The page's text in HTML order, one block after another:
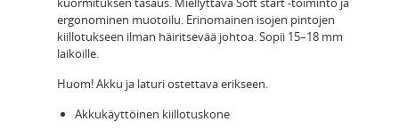
ergonominen muotoilu. Erinomainen isojen pintojen
kiillotukseen ilman häiritsevää johtoa. Sopii 15–18 mm
laikoille.
Huom! Akku ja laturi ostettava erikseen.
Akkukäyttöinen kiillotuskone